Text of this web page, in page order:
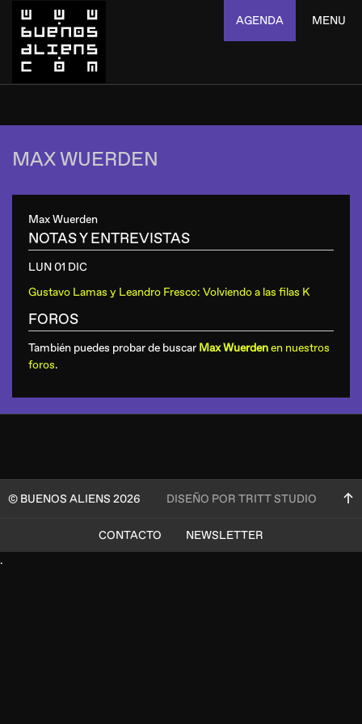
AGENDA MENU
MAX WUERDEN
Max Wuerden
NOTAS Y ENTREVISTAS
LUN 01 DIC
Gustavo Lamas y Leandro Fresco: Volviendo a las filas K
FOROS
También puedes probar de buscar Max Wuerdenen nuestros
foros.
© BUENOS ALIENS 2026 DISEÑO POR TRITT STUDIO
CONTACTO
NEWSLETTER
.